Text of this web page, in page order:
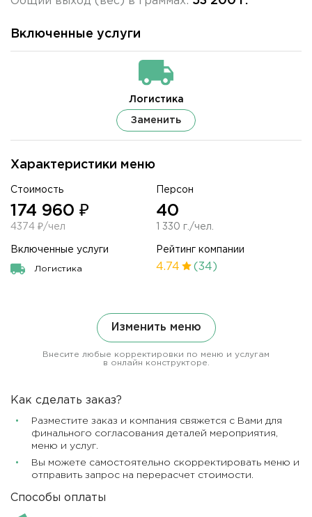
Характеристики меню
Стоимость
174 960 ₽
4374 ₽/чел
Персон
40
1 330 г./чел.
Включенные услуги
Логистика
Рейтинг компании
4.74 (34)
Изменить меню
Внесите любые корректировки по меню и услугам
в онлайн конструкторе.
Включенные услуги
Логистика
Заменить
Как сделать заказ?
Разместите заказ и компания свяжется с Вами для
финального согласования деталей мероприятия,
меню и услуг.
Вы можете самостоятельно скорректировать меню и
отправить запрос на перерасчет стоимости.
Способы оплаты